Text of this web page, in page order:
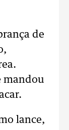
de
mandou
lance,